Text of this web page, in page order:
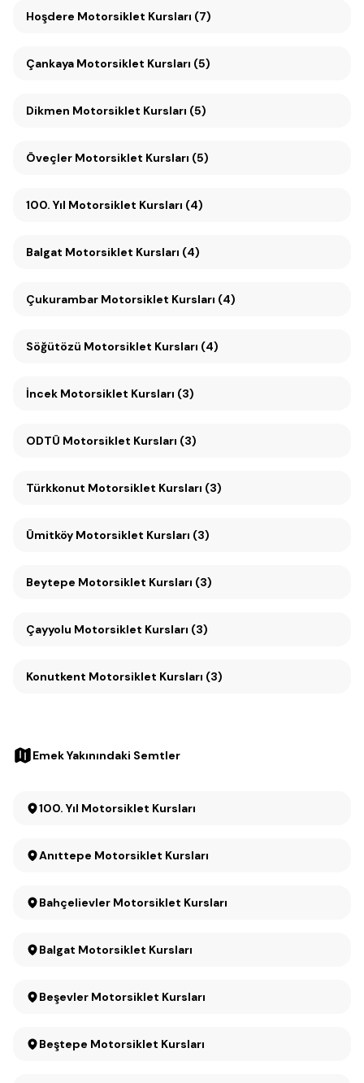
Hoşdere Motorsiklet Kursları (7)
Çankaya Motorsiklet Kursları (5)
Dikmen Motorsiklet Kursları (5)
Öveçler Motorsiklet Kursları (5)
100. Yıl Motorsiklet Kursları (4)
Balgat Motorsiklet Kursları (4)
Çukurambar Motorsiklet Kursları (4)
Söğütözü Motorsiklet Kursları (4)
İncek Motorsiklet Kursları (3)
ODTÜ Motorsiklet Kursları (3)
Türkkonut Motorsiklet Kursları (3)
Ümitköy Motorsiklet Kursları (3)
Beytepe Motorsiklet Kursları (3)
Çayyolu Motorsiklet Kursları (3)
Konutkent Motorsiklet Kursları (3)
Emek Yakınındaki Semtler
100. Yıl Motorsiklet Kursları
Anıttepe Motorsiklet Kursları
Bahçelievler Motorsiklet Kursları
Balgat Motorsiklet Kursları
Beşevler Motorsiklet Kursları
Beştepe Motorsiklet Kursları